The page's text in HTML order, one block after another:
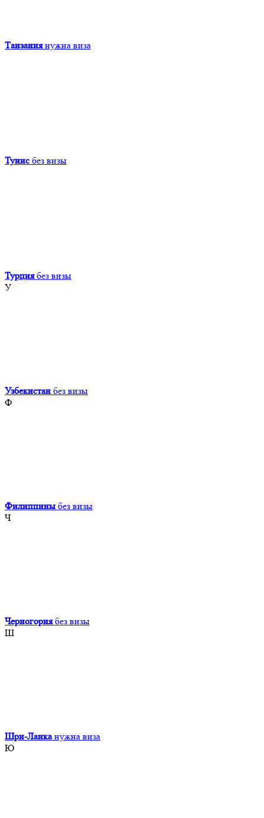
Танзания нужна виза
Тунис без визы
Турция без визы
У
Узбекистан без визы
Ф
Филиппины без визы
Ч
Черногория без визы
Ш
Шри-Ланка нужна виза
Ю